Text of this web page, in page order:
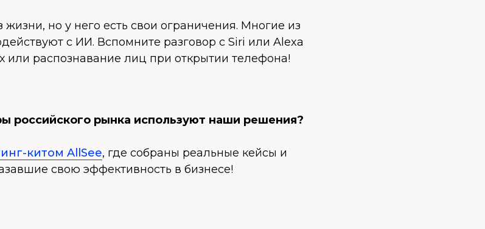
но у него есть свои ограничения. Многие из
с ИИ. Вспомните разговор с Siri или Alexa
или распознавание лиц при открытии телефона!
российского рынка используют наши решения?
китом AllSee, где собраны реальные кейсы и
свою эффективность в бизнесе!